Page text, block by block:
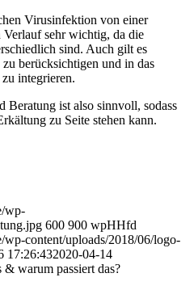
Virusinfektion von einer
sehr wichtig, da die
sind. Auch gilt es
berücksichtigen und in das
integrieren.
Beratung ist also sinnvoll, sodass
zu Seite stehen kann.
wp-
600 900 wpHHfd
wp-content/uploads/2018/06/logo-
17:26:432020-04-14
warum passiert das?